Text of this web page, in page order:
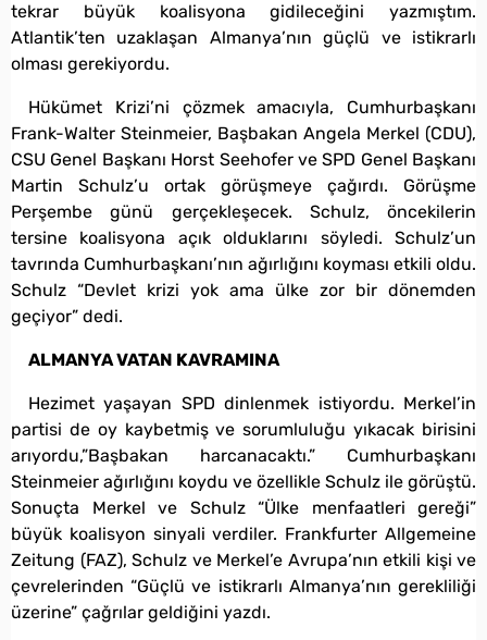
tekrar büyük koalisyona gidileceğini yazmıştım.
Atlantik’ten uzaklaşan Almanya’nın güçlü ve istikrarlı
olması gerekiyordu.
Hükümet Krizi’ni çözmek amacıyla, Cumhurbaşkanı
Frank-Walter Steinmeier, Başbakan Angela Merkel (CDU),
CSU Genel Başkanı Horst Seehofer ve SPD Genel Başkanı
Martin Schulz’u ortak görüşmeye çağırdı. Görüşme
Perşembe günü gerçekleşecek. Schulz, öncekilerin
tersine koalisyona açık olduklarını söyledi. Schulz’un
tavrında Cumhurbaşkanı’nın ağırlığını koyması etkili oldu.
Schulz “Devlet krizi yok ama ülke zor bir dönemden
geçiyor” dedi.
ALMANYA VATAN KAVRAMINA
Hezimet yaşayan SPD dinlenmek istiyordu. Merkel’in
partisi de oy kaybetmiş ve sorumluluğu yıkacak birisini
arıyordu,”Başbakan harcanacaktı.” Cumhurbaşkanı
Steinmeier ağırlığını koydu ve özellikle Schulz ile görüştü.
Sonuçta Merkel ve Schulz “Ülke menfaatleri gereği”
büyük koalisyon sinyali verdiler. Frankfurter Allgemeine
Zeitung (FAZ), Schulz ve Merkel’e Avrupa’nın etkili kişi ve
çevrelerinden “Güçlü ve istikrarlı Almanya’nın gerekliliği
üzerine” çağrılar geldiğini yazdı.